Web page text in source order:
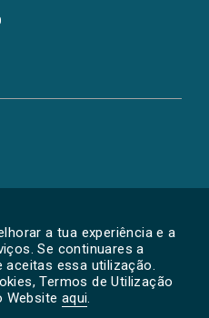
a tua experiência e a
Se continuares a
aceitas essa utilização.
Termos de Utilização
Website aqui.